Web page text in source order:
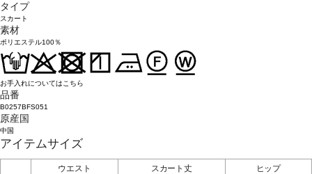
タイプ
スカート
素材
ポリエステル100％
お手入れについてはこちら
品番
B0257BFS051
原産国
中国
アイテムサイズ
ウエスト スカート丈
ヒップ